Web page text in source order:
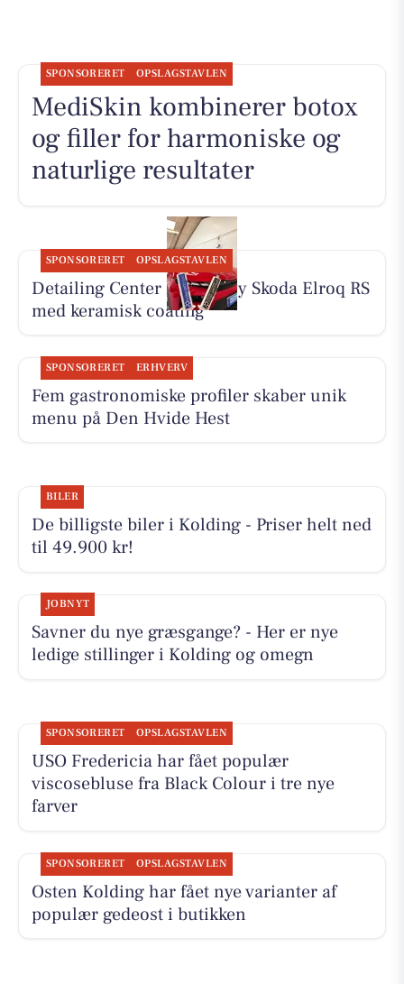
SPONSORERET OPSLAGSTAVLEN
MediSkin kombinerer botox
og filler for harmoniske og
naturlige resultater
SPONSORERET OPSLAGSTAVLEN
Detailing Center klargør ny Skoda Elroq RS
med keramisk coating
SPONSORERET ERHVERV
Fem gastronomiske profiler skaber unik
menu på Den Hvide Hest
BILER
De billigste biler i Kolding - Priser helt ned
til 49.900 kr!
JOBNYT
Savner du nye græsgange? - Her er nye
ledige stillinger i Kolding og omegn
SPONSORERET OPSLAGSTAVLEN
USO Fredericia har fået populær
viscosebluse fra Black Colour i tre nye
farver
SPONSORERET OPSLAGSTAVLEN
Osten Kolding har fået nye varianter af
populær gedeost i butikken